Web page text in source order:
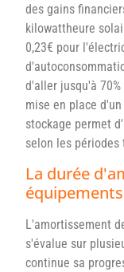
des gains
kilowattheure
0,23€ pour
d'aller jusqu'à
mise en place
stockage permet
selon les périodes
La durée
équipements
L'amortissement
s'évalue sur
continue sa